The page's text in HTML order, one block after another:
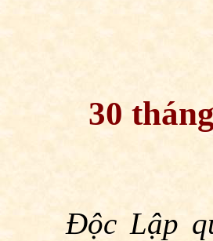
30
Độc Lập